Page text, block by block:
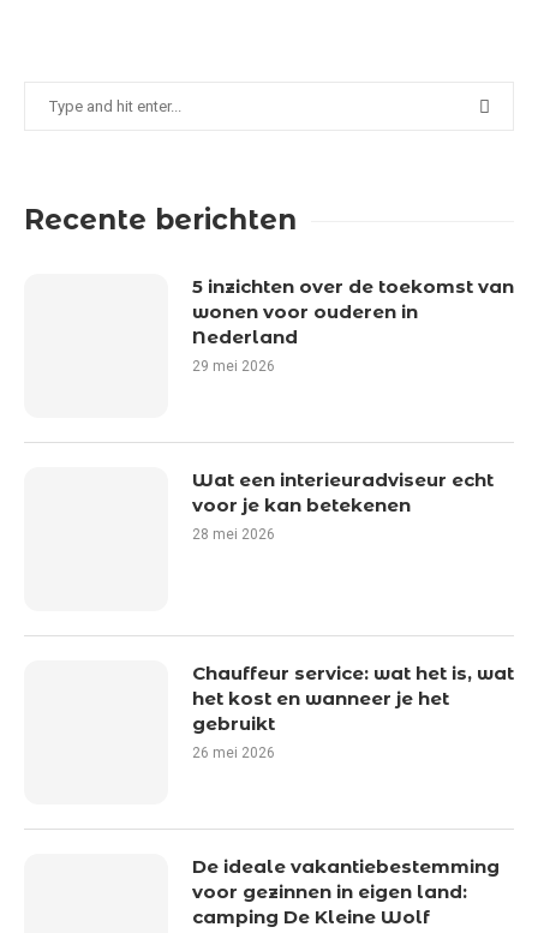
Recente berichten
5 inzichten over de toekomst van
wonen voor ouderen in
Nederland
29 mei 2026
Wat een interieuradviseur echt
voor je kan betekenen
28 mei 2026
Chauffeur service: wat het is, wat
het kost en wanneer je het
gebruikt
26 mei 2026
De ideale vakantiebestemming
voor gezinnen in eigen land:
camping De Kleine Wolf